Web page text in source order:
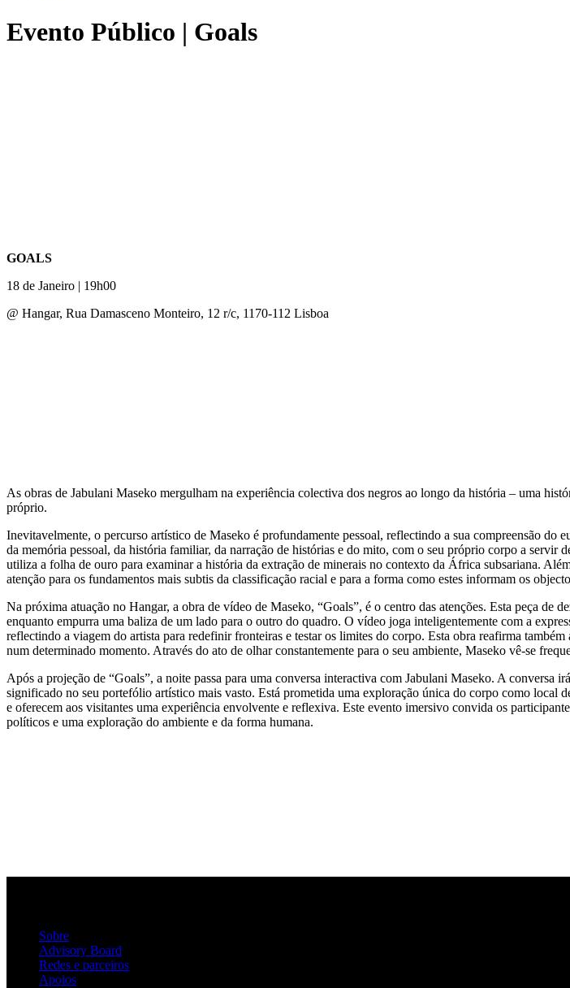
Evento Público | Goals
GOALS
18 de Janeiro | 19h00
@ Hangar, Rua Damasceno Monteiro, 12 r/c, 1170-112 Lisboa
As obras de Jabulani Maseko mergulham na experiência colectiva dos negros ao longo da história – uma
próprio.
Inevitavelmente, o percurso artístico de Maseko é profundamente pessoal, reflectindo a sua compreensão
da memória pessoal, da história familiar, da narração de histórias e do mito, com o seu próprio corpo a
utiliza a folha de ouro para examinar a história da extração de minerais no contexto da África subsariana.
atenção para os fundamentos mais subtis da classificação racial e para a forma como estes informam os
Na próxima atuação no Hangar, a obra de vídeo de Maseko, “Goals”, é o centro das atenções. Esta peça de
enquanto empurra uma baliza de um lado para o outro do quadro. O vídeo joga inteligentemente com a
reflectindo a viagem do artista para redefinir fronteiras e testar os limites do corpo. Esta obra reafirma
num determinado momento. Através do ato de olhar constantemente para o seu ambiente, Maseko vê-se
Após a projeção de “Goals”, a noite passa para uma conversa interactiva com Jabulani Maseko. A
significado no seu portefólio artístico mais vasto. Está prometida uma exploração única do corpo como local
e oferecem aos visitantes uma experiência envolvente e reflexiva. Este evento imersivo convida os
políticos e uma exploração do ambiente e da forma humana.
Sobre
Advisory Board
Redes e parceiros
Apoios